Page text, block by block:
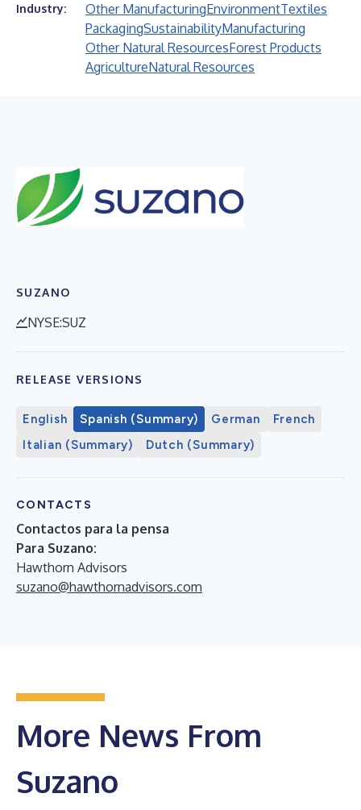
Industry: Other ManufacturingEnvironmentTextiles
PackagingSustainabilityManufacturing
Other Natural ResourcesForest Products
AgricultureNatural Resources
SUZANO
NYSE:SUZ
RELEASE VERSIONS
English Spanish (Summary) German
French
Italian (Summary)
Dutch (Summary)
CONTACTS
Contactos para la pensa
Para Suzano:
Hawthorn Advisors
suzano@hawthornadvisors.com
More News From
Suzano